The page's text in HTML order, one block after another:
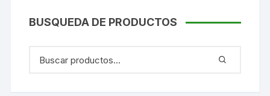
BUSQUEDA DE PRODUCTOS